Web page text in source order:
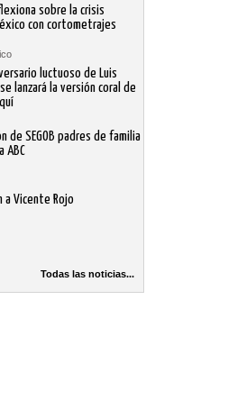
sobre la crisis
con cortometrajes
luctuoso de Luis
lanzará la versión coral de
de SEGOB padres de familia
ABC
a Vicente Rojo
Todas las noticias...